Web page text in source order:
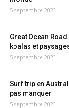
5 septembre 2023
Great Ocean
koalas et
5 septembre 2023
Surf trip en
pas manquer
5 septembre 2023